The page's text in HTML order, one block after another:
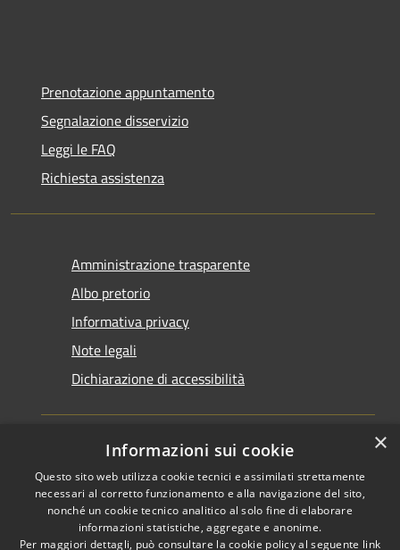
Prenotazione appuntamento
Segnalazione disservizio
Leggi le FAQ
Richiesta assistenza
Amministrazione trasparente
Albo pretorio
Informativa privacy
Note legali
Dichiarazione di accessibilità
RSS
Accessibilità
Copyright © 2026 • Comune di
Santarcangelo di Romagna •
Powered byMunicipium
×
Informazioni sui cookie
Questo sito web utilizza cookie tecnici e assimilati strettamente
necessari al corretto funzionamento e alla navigazione del sito,
nonché un cookie tecnico analitico al solo fine di elaborare
informazioni statistiche, aggregate e anonime.
Per maggiori dettagli, può consultare la cookie policy al seguente link